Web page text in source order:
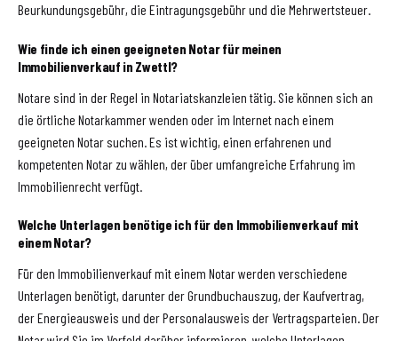
Beurkundungsgebühr, die Eintragungsgebühr und die Mehrwertsteuer.
Wie finde ich einen geeigneten Notar für meinen
Immobilienverkauf in Zwettl?
Notare sind in der Regel in Notariatskanzleien tätig. Sie können sich an
die örtliche Notarkammer wenden oder im Internet nach einem
geeigneten Notar suchen. Es ist wichtig, einen erfahrenen und
kompetenten Notar zu wählen, der über umfangreiche Erfahrung im
Immobilienrecht verfügt.
Welche Unterlagen benötige ich für den Immobilienverkauf mit
einem Notar?
Für den Immobilienverkauf mit einem Notar werden verschiedene
Unterlagen benötigt, darunter der Grundbuchauszug, der Kaufvertrag,
der Energieausweis und der Personalausweis der Vertragsparteien. Der